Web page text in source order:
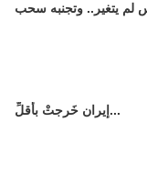
إيران خَرجتْ بأقلِّ...